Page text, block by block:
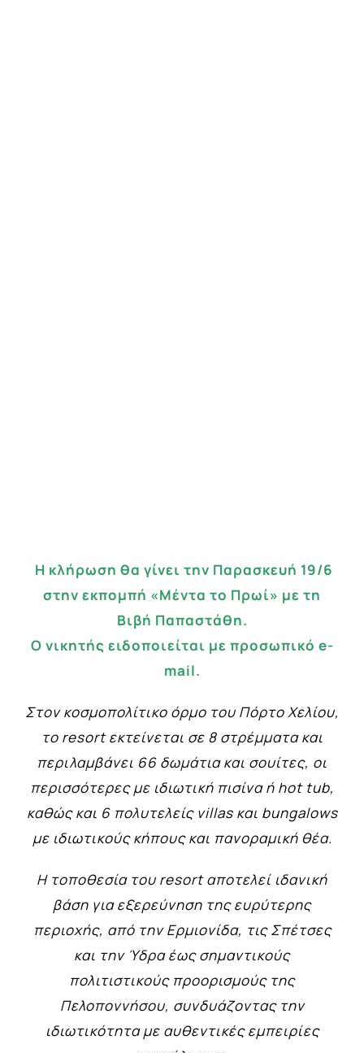
Η κλήρωση θα γίνει την Παρασκευή 19/6
στην εκπομπή «Μέντα το Πρωί» με τη
Βιβή Παπαστάθη.
O νικητής ειδοποιείται με προσωπικό e-
mail.
Στον κοσμοπολίτικο όρμο του Πόρτο Χελίου,
το resort εκτείνεται σε 8 στρέμματα και
περιλαμβάνει 66 δωμάτια και σουίτες, οι
περισσότερες με ιδιωτική πισίνα ή hot tub,
καθώς και 6 πολυτελείς villas και bungalows
με ιδιωτικούς κήπους και πανοραμική θέα.
Η τοποθεσία του resort αποτελεί ιδανική
βάση για εξερεύνηση της ευρύτερης
περιοχής, από την Ερμιονίδα, τις Σπέτσες
και την Ύδρα έως σημαντικούς
πολιτιστικούς προορισμούς της
Πελοποννήσου, συνδυάζοντας την
ιδιωτικότητα με αυθεντικές εμπειρίες